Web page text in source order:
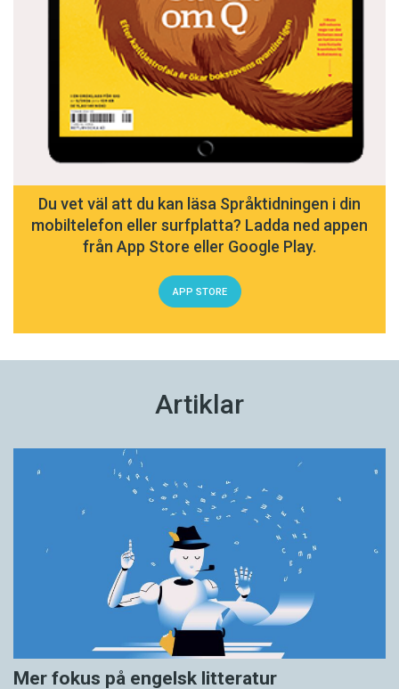
Du vet väl att du kan läsa Språktidningen i din
mobiltelefon eller surfplatta? Ladda ned appen
från App Store eller Google Play.
APP STORE
Artiklar
Mer fokus på engelsk litteratur